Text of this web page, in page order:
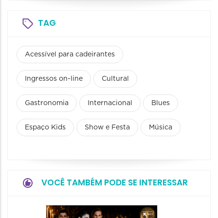
TAG
Acessível para cadeirantes
Ingressos on-line Cultural
Gastronomia Internacional Blues
Espaço Kids Show e Festa Música
VOCÊ TAMBÉM PODE SE INTERESSAR